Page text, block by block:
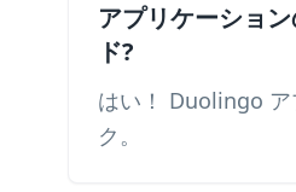
アプリケーショ
ド?
はい！ Duolingo ア
ク。